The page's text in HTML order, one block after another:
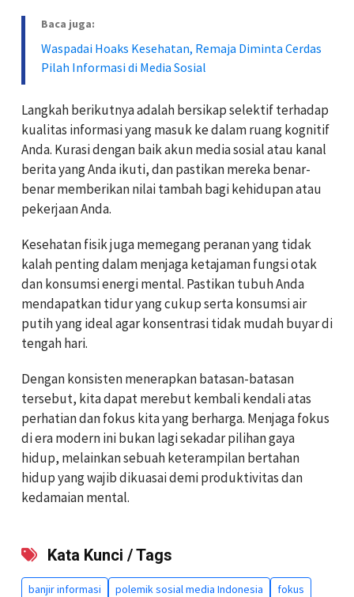
Baca juga:
Waspadai Hoaks Kesehatan, Remaja Diminta Cerdas
Pilah Informasi di Media Sosial
Langkah berikutnya adalah bersikap selektif terhadap
kualitas informasi yang masuk ke dalam ruang kognitif
Anda. Kurasi dengan baik akun media sosial atau kanal
berita yang Anda ikuti, dan pastikan mereka benar-
benar memberikan nilai tambah bagi kehidupan atau
pekerjaan Anda.
Kesehatan fisik juga memegang peranan yang tidak
kalah penting dalam menjaga ketajaman fungsi otak
dan konsumsi energi mental. Pastikan tubuh Anda
mendapatkan tidur yang cukup serta konsumsi air
putih yang ideal agar konsentrasi tidak mudah buyar di
tengah hari.
Dengan konsisten menerapkan batasan-batasan
tersebut, kita dapat merebut kembali kendali atas
perhatian dan fokus kita yang berharga. Menjaga fokus
di era modern ini bukan lagi sekadar pilihan gaya
hidup, melainkan sebuah keterampilan bertahan
hidup yang wajib dikuasai demi produktivitas dan
kedamaian mental.
Kata Kunci / Tags
banjir informasi polemik sosial media Indonesia fokus